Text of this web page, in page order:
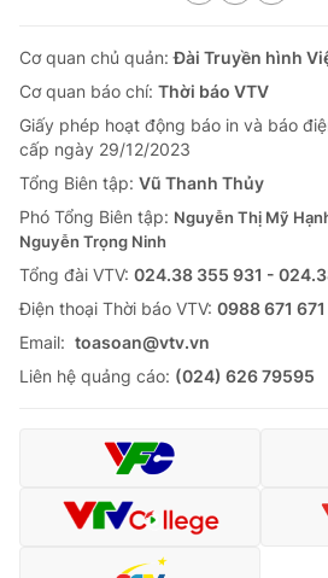
Cơ quan chủ quản:Đài Truyền hình
Cơ quan báo chí: Thời báo VTV
Giấy phép hoạt động báo in và báo
cấp ngày 29/12/2023
Tổng Biên tập: Vũ Thanh Thủy
Phó Tổng Biên tập: Nguyễn Thị Mỹ
Nguyễn Trọng Ninh
Tổng đài VTV: 024.38 355 931 -
Ðiện thoại Thời báo VTV: 0988 671 671
Email: toasoan@vtv.vn
Liên hệ quảng cáo: (024) 626 79595